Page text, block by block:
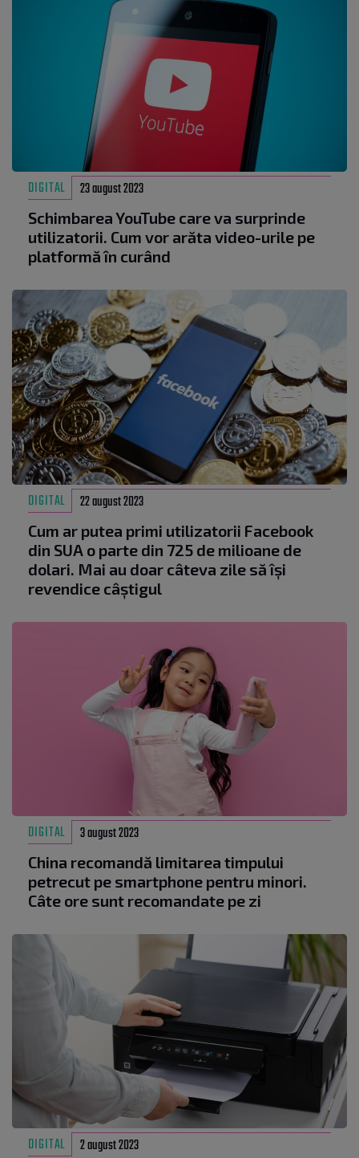
DIGITAL 23 august 2023
Schimbarea YouTube care va surprinde
utilizatorii. Cum vor arăta video-urile pe
platformă în curând
DIGITAL 22 august 2023
Cum ar putea primi utilizatorii Facebook
din SUA o parte din 725 de milioane de
dolari. Mai au doar câteva zile să își
revendice câștigul
DIGITAL 3 august 2023
China recomandă limitarea timpului
petrecut pe smartphone pentru minori.
Câte ore sunt recomandate pe zi
DIGITAL 2 august 2023